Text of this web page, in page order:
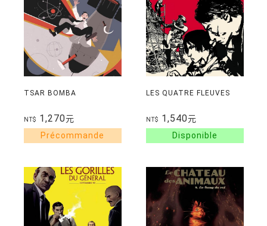
TSAR BOMBA
NT$ 1,270元
LES QUATRE FLEUVES
NT$ 1,540元